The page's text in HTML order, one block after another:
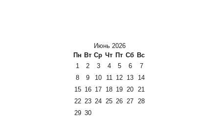
Июнь 2026
Пн Вт Ср Чт Пт Сб Вс
1 2 3 4 5 6
7
8
9 10 11 12 13
14
15 16 17 18 19 20 21
22 23 24 25 26 27 28
29 30